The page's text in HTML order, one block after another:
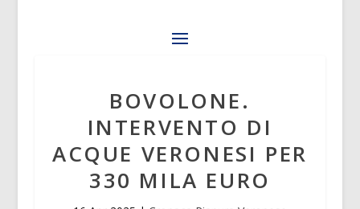
BOVOLONE.
INTERVENTO DI
ACQUE VERONESI PER
330 MILA EURO